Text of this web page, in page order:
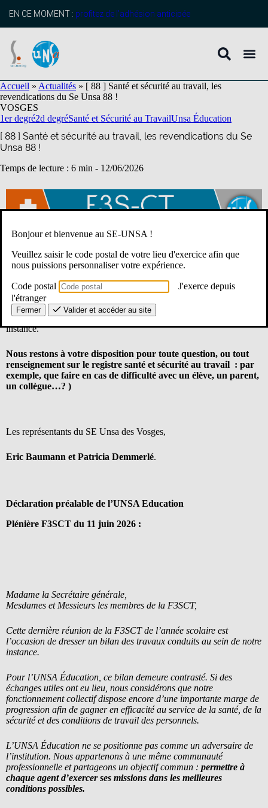
principal
EN CE MOMENT : profitez de l’adhésion anticipée
Accueil » Actualités » [ 88 ] Santé et sécurité au travail, les
revendications du Se Unsa 88 !
VOSGES
1er degré2d degréSanté et Sécurité au TravailUnsa Éducation
[ 88 ] Santé et sécurité au travail, les revendications du Se
Unsa 88 !
Temps de lecture : 6 min - 12/06/2026
représentatives et administration : la Formation Spécialisée
Santé, Sécurité et Conditions de travail (FSSSCT ou F3SCT).
Veillez trouver ci dessous la déclaration de notre syndicat à cette
instance.
Nous restons à votre disposition pour toute question, ou tout
renseignement sur le registre santé et sécurité au travail : par
exemple, que faire en cas de difficulté avec un élève, un parent,
un collègue…? )
Les représentants du SE Unsa des Vosges,
Eric Baumann et Patricia Demmerlé.
Déclaration préalable de l’UNSA Education
Plénière F3SCT du 11 juin 2026 :
Madame la Secrétaire générale,
Mesdames et Messieurs les membres de la F3SCT,
Cette dernière réunion de la F3SCT de l’année scolaire est
l’occasion de dresser un bilan des travaux conduits au sein de notre
instance.
Pour l’UNSA Éducation, ce bilan demeure contrasté. Si des
échanges utiles ont eu lieu, nous considérons que notre
fonctionnement collectif dispose encore d’une importante marge de
progression afin de gagner en efficacité au service de la santé, de la
sécurité et des conditions de travail des personnels.
L’UNSA Éducation ne se positionne pas comme un adversaire de
l’institution. Nous appartenons à une même communauté
professionnelle et partageons un objectif commun : permettre à
chaque agent d’exercer ses missions dans les meilleures
conditions possibles.
Bonjour et bienvenue au SE-UNSA !
Veuillez saisir le code postal de votre lieu d'exercice afin que
nous puissions personnaliser votre expérience.
Code postal
J'exerce depuis
l'étranger
Fermer Valider et accéder au site